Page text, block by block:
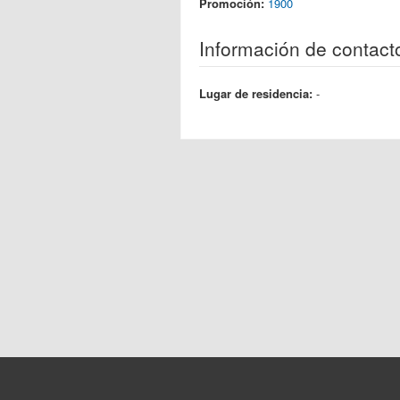
Información de
Lugar de residencia: -